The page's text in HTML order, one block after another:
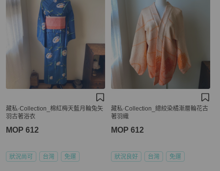
藏私·Collection_棉紅梅天藍月輪兔矢
羽古著浴衣
MOP 612
狀況尚可 台灣 免運
藏私·Collection_總絞染橘漸層輪花古
著羽織
MOP 612
狀況良好 台灣 免運